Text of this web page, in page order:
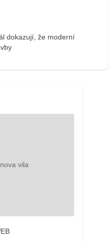
dokazují, že moderní